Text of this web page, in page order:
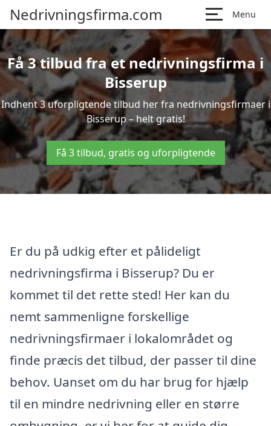
Nedrivningsfirma.com Menu
Få 3 tilbud fra et nedrivningsfirma i
Bisserup
Indhent 3 uforpligtende tilbud her fra nedrivningsfirmaer i
Bisserup – helt gratis!
Få 3 tilbud, gratis og uforpligtende
Er du på udkig efter et pålideligt
nedrivningsfirma i Bisserup? Du er
kommet til det rette sted! Her kan du
nemt sammenligne forskellige
nedrivningsfirmaer i lokalområdet og
finde præcis det tilbud, der passer til dine
behov. Uanset om du har brug for hjælp
til en mindre nedrivning eller en større